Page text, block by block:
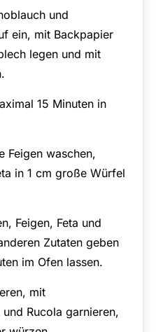
und
ein, mit Backpapier
legen und mit
15 Minuten in
Feigen waschen,
in 1 cm große Würfel
Feigen, Feta und
Zutaten geben
im Ofen lassen.
mit
Rucola garnieren,